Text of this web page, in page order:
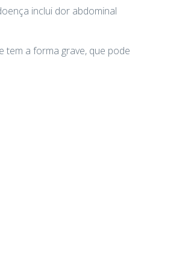
inclui dor abdominal
tem a forma grave, que pode